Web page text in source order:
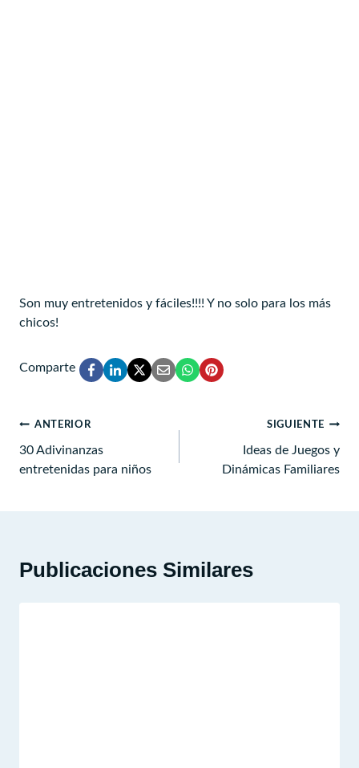
Son muy entretenidos y fáciles!!!! Y no solo para los más
chicos!
Comparte
Navegación
de
entradas
ANTERIOR
30 Adivinanzas
entretenidas para niños
SIGUIENTE
Ideas de Juegos y
Dinámicas Familiares
Publicaciones Similares